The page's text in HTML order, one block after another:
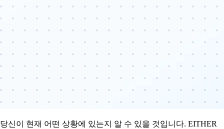
당신이 현재 어떤 상황에 있는지 알 수 있을 것입니다. EITHER